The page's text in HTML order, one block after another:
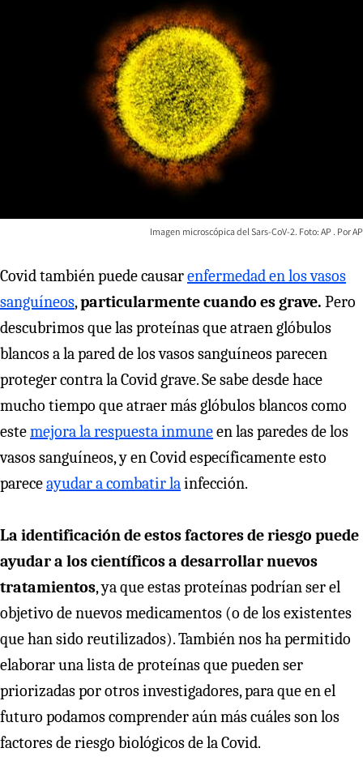
Imagen microscópica del Sars-CoV-2. Foto: AP AP
Covid también puede causarenfermedad en los vasos
sanguíneos,particularmente cuando es grave. Pero
descubrimos que las proteínas que atraen glóbulos
blancos a la pared de los vasos sanguíneos parecen
proteger contra la Covid grave. Se sabe desde hace
mucho tiempo que atraer más glóbulos blancos como
estemejora la respuesta inmuneen las paredes de los
vasos sanguíneos, y en Covid específicamente esto
pareceayudar a combatir lainfección.
La identificación de estos factores de riesgo puede
ayudar a los científicos a desarrollar nuevos
tratamientos, ya que estas proteínas podrían ser el
objetivo de nuevos medicamentos (o de los existentes
que han sido reutilizados). También nos ha permitido
elaborar una lista de proteínas que pueden ser
priorizadas por otros investigadores, para que en el
futuro podamos comprender aún más cuáles son los
factores de riesgo biológicos de la Covid.